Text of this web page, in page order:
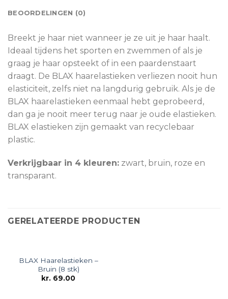
BEOORDELINGEN (0)
Breekt je haar niet wanneer je ze uit je haar haalt.
Ideaal tijdens het sporten en zwemmen of als je
graag je haar opsteekt of in een paardenstaart
draagt. De BLAX haarelastieken verliezen nooit hun
elasticiteit, zelfs niet na langdurig gebruik. Als je de
BLAX haarelastieken eenmaal hebt geprobeerd,
dan ga je nooit meer terug naar je oude elastieken.
BLAX elastieken zijn gemaakt van recyclebaar
plastic.
Verkrijgbaar in 4 kleuren: zwart, bruin, roze en
transparant.
GERELATEERDE PRODUCTEN
BLAX Haarelastieken –
Bruin (8 stk)
kr. 69.00